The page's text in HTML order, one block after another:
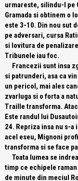
urmareste, silindu-l pe
Gramada si obtinem o
este 3-10. Din nou sut
pe adversari, cursa
si lovitura de
Tribunele iau foc.
Francezii sunt insa
si patrunderi, asa ca
un pericol, mai ales
zvarluga si o forta a
Traille transforma.
Este randul lui
24. Repriza insa nu s-
acel eseu, Mignoni
transforma si se face
Toata lumea se
timp ce echipele
de minute din meciul